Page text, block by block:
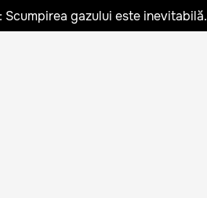
Scumpirea gazului este